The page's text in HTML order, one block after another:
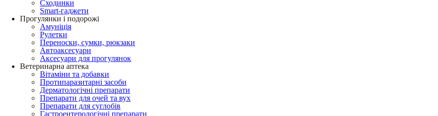
Сходинки
Smart-гаджети
Прогулянки і подорожі
Амуніція
Рулетки
Переноски, сумки, рюкзаки
Автоаксесуари
Аксесуари для прогулянок
Ветеринарна аптека
Вітаміни та добавки
Протипаразитарні засоби
Дерматологічні препарати
Препарати для очей та вух
Препарати для суглобів
Гастроентерологічні препарати